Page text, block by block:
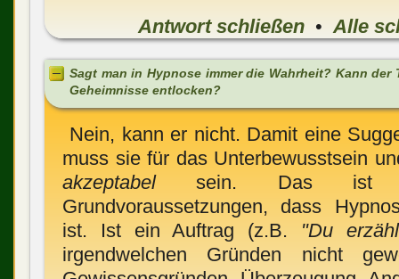
Antwort schließen •Alle
Sagt man in Hypnose immer die Wahrheit? Kann
Geheimnisse entlocken?
Nein, kann er nicht. Damit eine
muss sie für das Unterbewusstsein
akzeptabelsein. Das ist
Grundvoraussetzungen, dass
ist. Ist ein Auftrag (z.B. "Du
irgendwelchen Gründen nicht